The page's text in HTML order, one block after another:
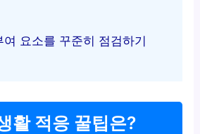
여 요소를 꾸준히 점검하기
활 적응 꿀팁은?